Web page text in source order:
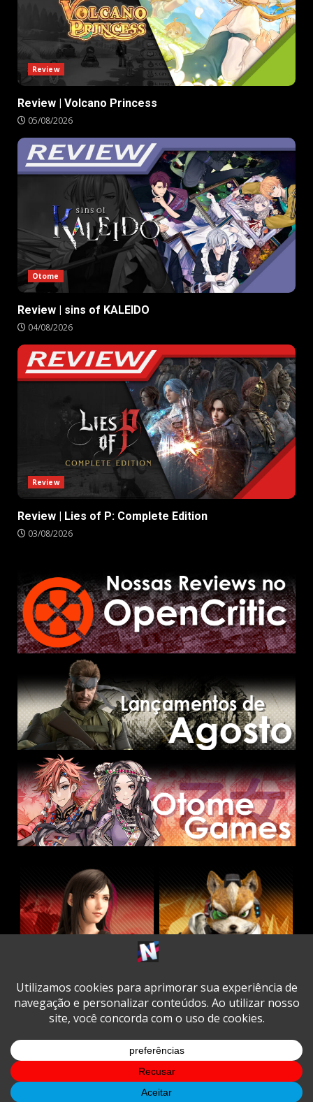
Review
Review | Volcano Princess
05/08/2026
Otome
Review | sins of KALEIDO
04/08/2026
Review
Review | Lies of P: Complete Edition
03/08/2026
TwitterFacebook
Instagram
YoutubeSpotifyCookie
Policy
Copyright © All rights reserved.
themes.